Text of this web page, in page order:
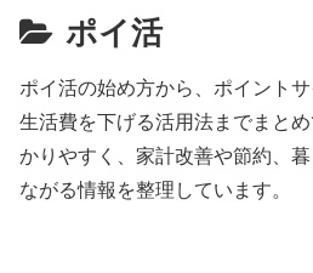
ポイ活
ポイ活の始め方から、ポイント
生活費を下げる活用法までまと
かりやすく、家計改善や節約、
ながる情報を整理しています。